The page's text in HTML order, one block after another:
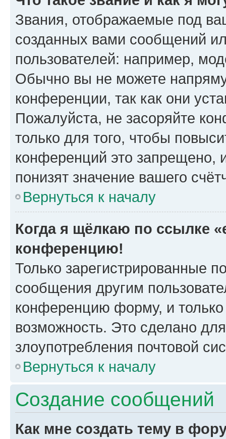
Звания, отображаемые под
созданных вами сообщений
пользователей: например,
Обычно вы не можете
конференции, так как они
Пожалуйста, не засоряйте
только для того, чтобы
конференций это запрещено,
понизят значение вашего
Вернуться к началу
Когда я щёлкаю по ссылке
конференцию!
Только зарегистрированные
сообщения другим
конференцию форму, и
возможность. Это сделано
злоупотребления почтовой
Вернуться к началу
Создание сообщений
Как мне создать тему в